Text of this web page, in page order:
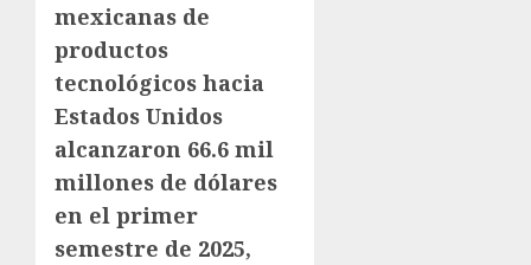
mexicanas de
productos
tecnológicos hacia
Estados Unidos
alcanzaron 66.6 mil
millones de dólares
en el primer
semestre de 2025,